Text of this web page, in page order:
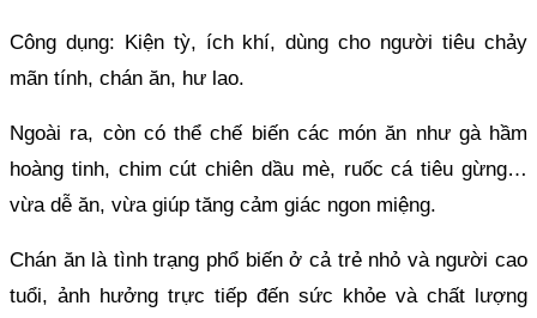
Công dụng: Kiện tỳ, ích khí, dùng cho người tiêu chảy
mãn tính, chán ăn, hư lao.
Ngoài ra, còn có thể chế biến các món ăn như gà hầm
hoàng tinh, chim cút chiên dầu mè, ruốc cá tiêu gừng…
vừa dễ ăn, vừa giúp tăng cảm giác ngon miệng.
Chán ăn là tình trạng phổ biến ở cả trẻ nhỏ và người cao
tuổi, ảnh hưởng trực tiếp đến sức khỏe và chất lượng